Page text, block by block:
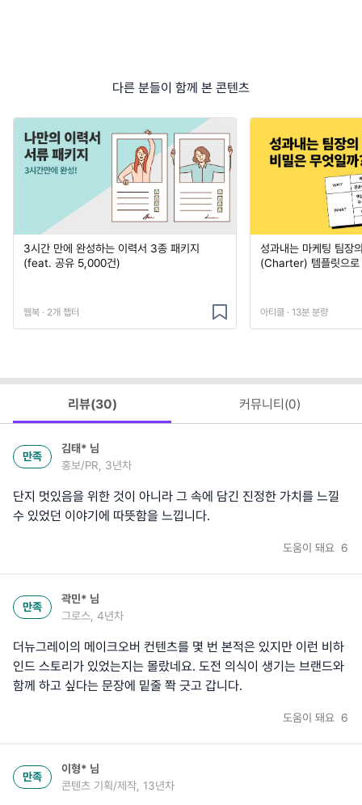
다른 분들이 함께 본 콘텐츠
3시간 만에 완성하는 이력서 3종 패키지
(feat. 공유 5,000건)
웹북 · 2개 챕터
성과내는 마케팅 팀장
(Charter) 템플릿으로
아티클 · 13분 분량
리뷰(30) 커뮤니티(0)
만족
김태* 님
홍보/PR, 3년차
단지 멋있음을 위한 것이 아니라 그 속에 담긴 진정한 가치를 느낄
수 있었던 이야기에 따뜻함을 느낍니다.
도움이 돼요 6
만족
곽민* 님
그로스, 4년차
더뉴그레이의 메이크오버 컨텐츠를 몇 번 본적은 있지만 이런 비하
인드 스토리가 있었는지는 몰랐네요. 도전 의식이 생기는 브랜드와
함께 하고 싶다는 문장에 밑줄 쫙 긋고 갑니다.
도움이 돼요 6
만족
이형* 님
콘텐츠 기획/제작, 13년차